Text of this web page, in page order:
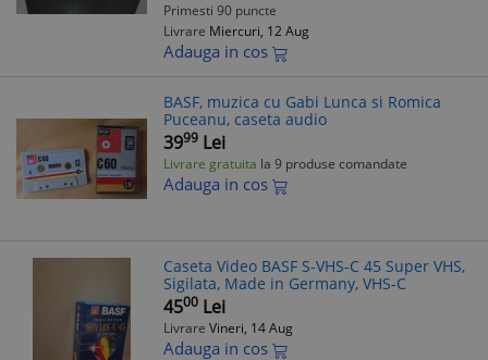
Primesti 90 puncte
Livrare Miercuri, 12 Aug
Adauga in cos
BASF, muzica cu Gabi Lunca si Romica
Puceanu, caseta audio
3999 Lei
Livrare gratuita la 9 produse comandate
Adauga in cos
Caseta Video BASF S-VHS-C 45 Super VHS,
Sigilata, Made in Germany, VHS-C
4500 Lei
Livrare Vineri, 14 Aug
Adauga in cos